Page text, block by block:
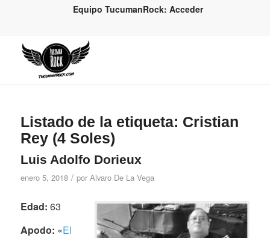
Equipo TucumanRock: Acceder
Listado de la etiqueta: Cristian
Rey (4 Soles)
Luis Adolfo Dorieux
enero 5, 2018 / por Alvaro De La Vega
Edad: 63
Apodo: «El